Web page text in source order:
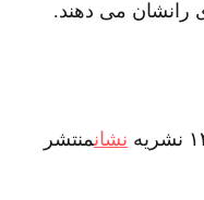
رانشان می دهند.
نشانمنتشر